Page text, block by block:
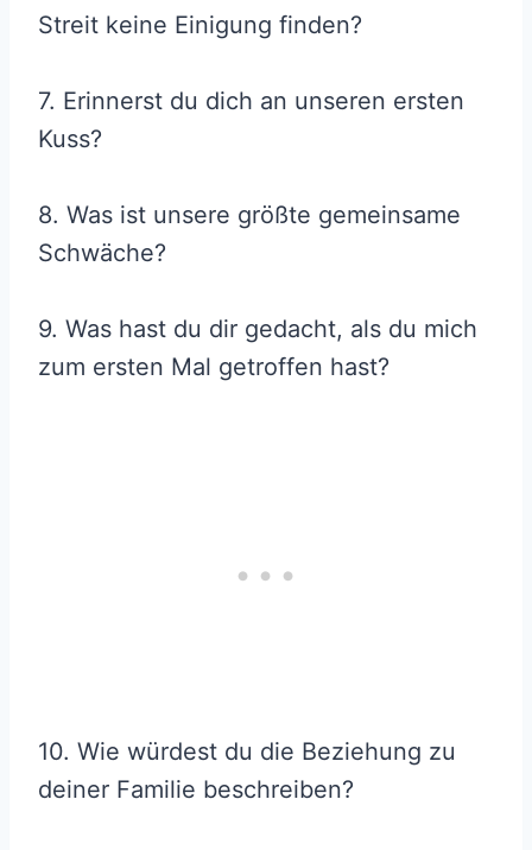
Streit keine Einigung finden?
7. Erinnerst du dich an unseren ersten
Kuss?
8. Was ist unsere größte gemeinsame
Schwäche?
9. Was hast du dir gedacht, als du mich
zum ersten Mal getroffen hast?
10. Wie würdest du die Beziehung zu
deiner Familie beschreiben?